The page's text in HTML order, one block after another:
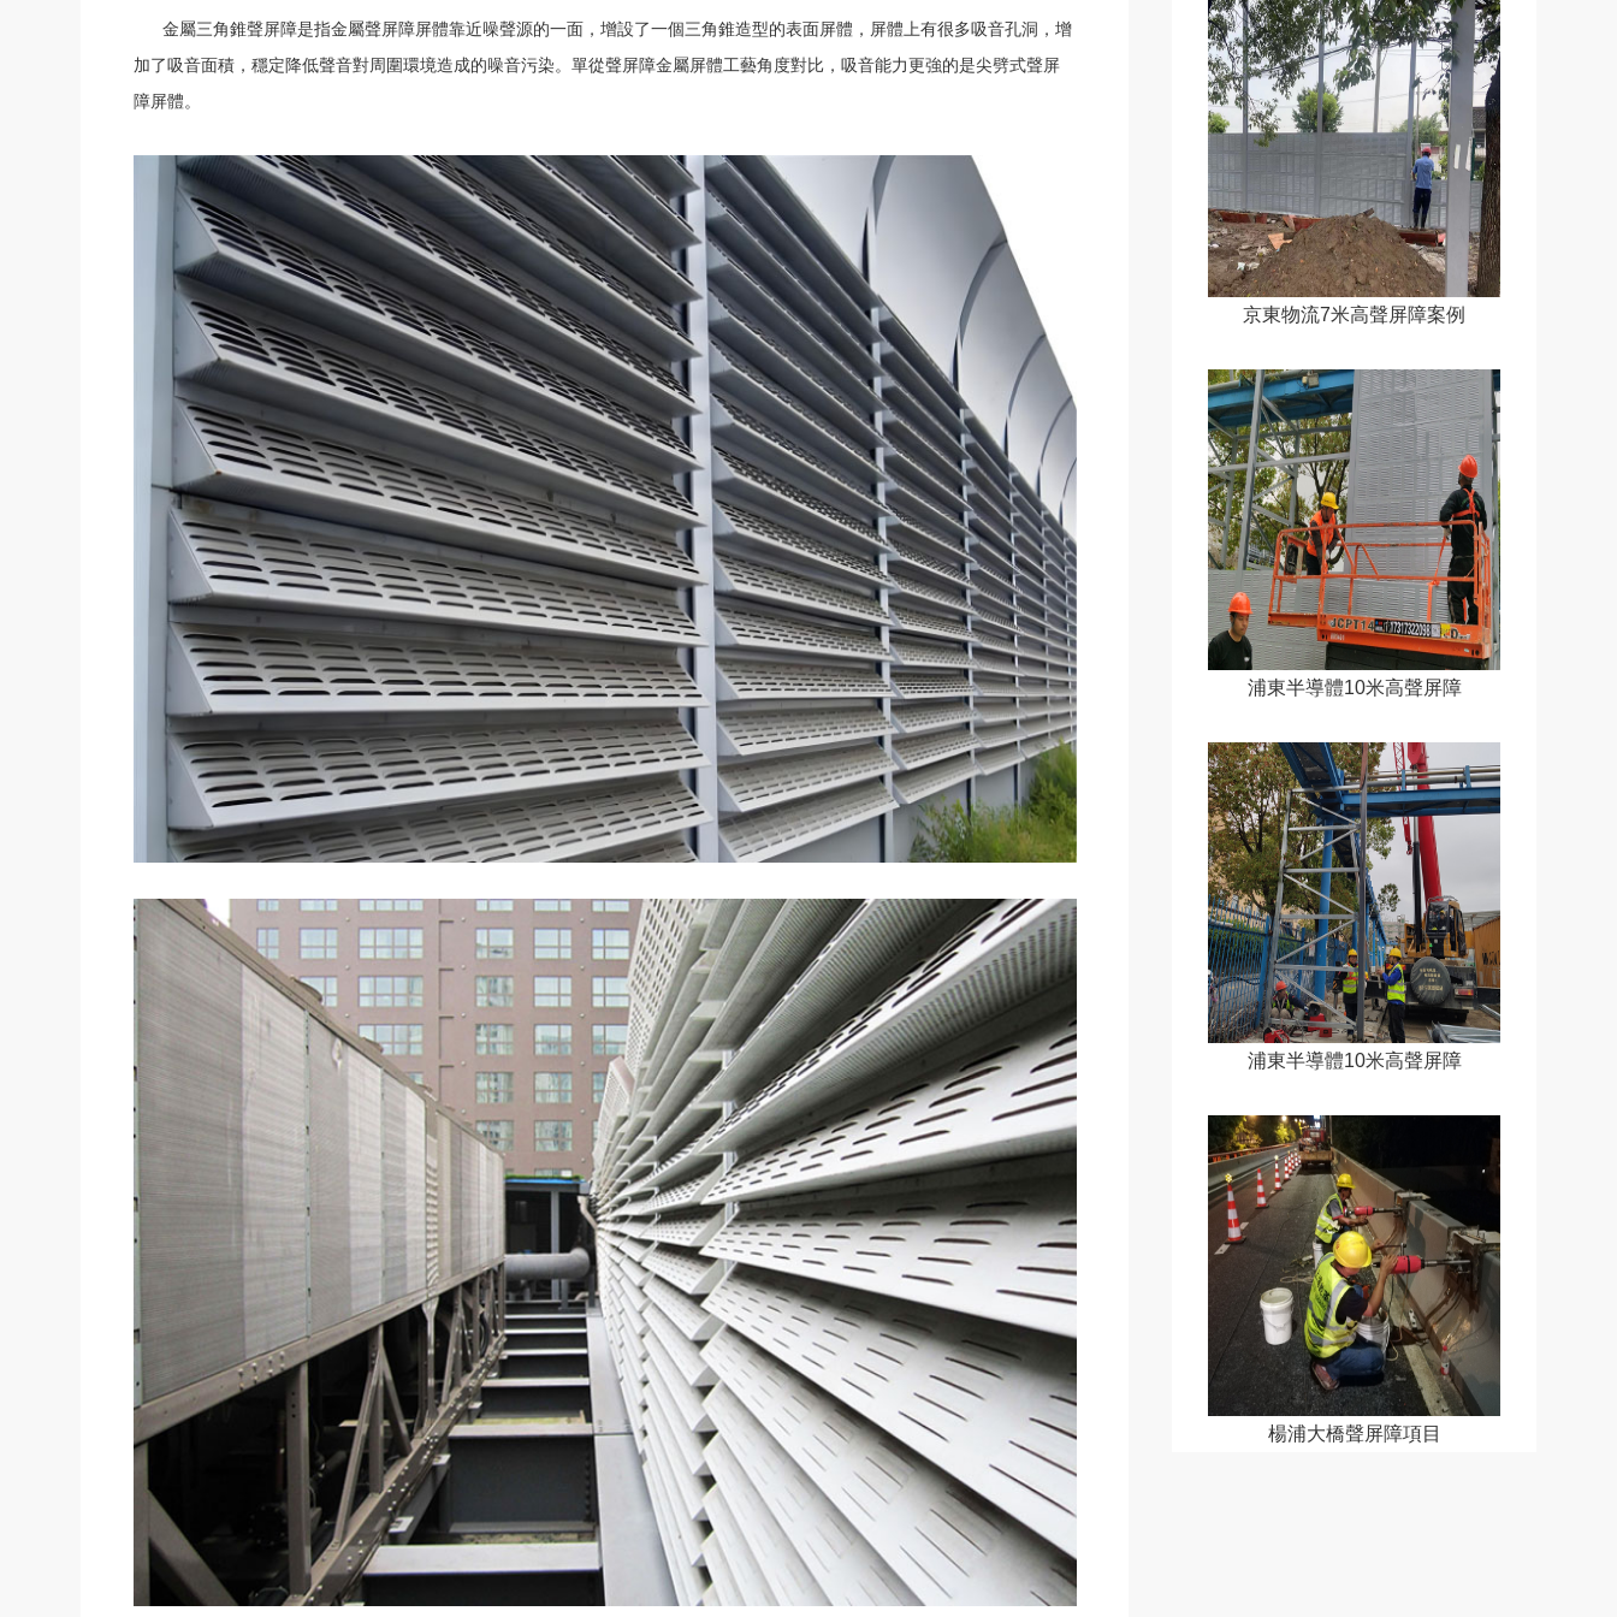
金屬三角錐聲屏障是指金屬聲屏障屏體靠近噪聲源的一面，增設了一個三角錐造型的表面屏體，屏體上有很多吸音孔洞，增
加了吸音面積，穩定降低聲音對周圍環境造成的噪音污染。單從聲屏障金屬屏體工藝角度對比，吸音能力更強的是尖劈式聲屏
障屏體。
京東物流7米高聲屏障案例
浦東半導體10米高聲屏障
浦東半導體10米高聲屏障
楊浦大橋聲屏障項目